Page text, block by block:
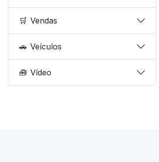
🛒 Vendas
🚗 Veículos
🧰 Vídeo